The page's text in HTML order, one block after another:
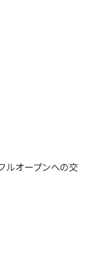
ルオープンへの交